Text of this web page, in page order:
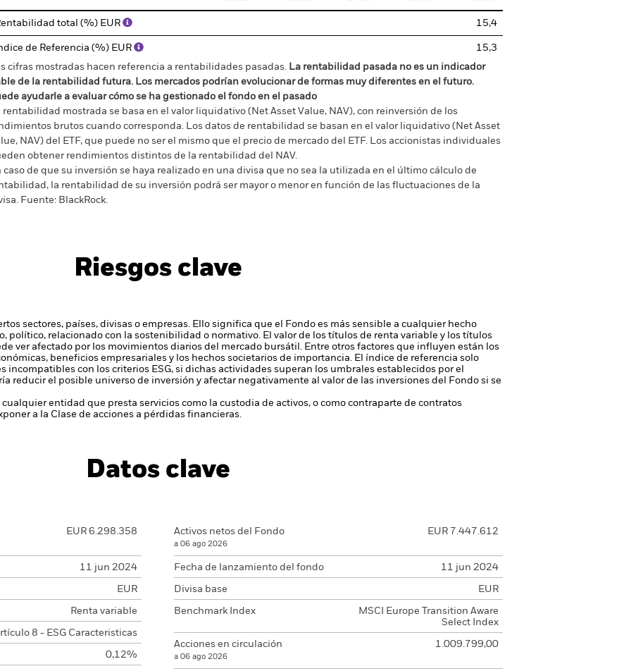
total (%) EUR 15,4
de Referencia (%) EUR
15,3
cifras mostradas hacen referencia a rentabilidades pasadas. La rentabilidad pasada no es un indicador
de la rentabilidad futura. Los mercados podrían evolucionar de formas muy diferentes en el futuro.
ayudarle a evaluar cómo se ha gestionado el fondo en el pasado
rentabilidad mostrada se basa en el valor liquidativo (Net Asset Value, NAV), con reinversión de los
brutos cuando corresponda. Los datos de rentabilidad se basan en el valor liquidativo (Net Asset
NAV) del ETF, que puede no ser el mismo que el precio de mercado del ETF. Los accionistas individuales
obtener rendimientos distintos de la rentabilidad del NAV.
caso de que su inversión se haya realizado en una divisa que no sea la utilizada en el último cálculo de
la rentabilidad de su inversión podrá ser mayor o menor en función de las fluctuaciones de la
Fuente: BlackRock.
Riesgos clave
sectores, países, divisas o empresas. Ello significa que el Fondo es más sensible a cualquier hecho
político, relacionado con la sostenibilidad o normativo. El valor de los títulos de renta variable y los títulos
ver afectado por los movimientos diarios del mercado bursátil. Entre otros factores que influyen están los
beneficios empresariales y los hechos societarios de importancia. El índice de referencia solo
incompatibles con los criterios ESG, si dichas actividades superan los umbrales establecidos por el
reducir el posible universo de inversión y afectar negativamente al valor de las inversiones del Fondo si se
entidad que presta servicios como la custodia de activos, o como contraparte de contratos
a la Clase de acciones a pérdidas financieras.
Datos clave
EUR 6.298.358
11 jun 2024
EUR
Renta variable
8 - ESG Caracteristicas
0,12%
Activos netos del Fondo
a 06 ago 2026
EUR 7.447.612
Fecha de lanzamiento del fondo 11 jun 2024
Divisa base EUR
Benchmark Index
MSCI Europe Transition Aware
Select Index
Acciones en circulación
a 06 ago 2026
1.009.799,00